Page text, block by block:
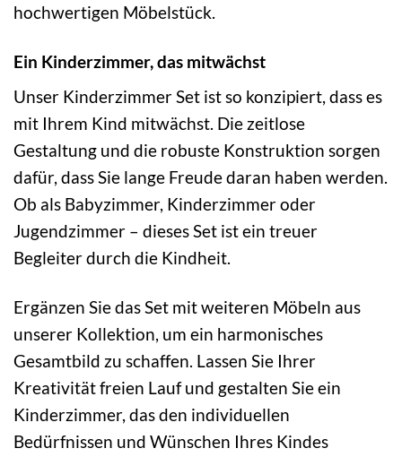
hochwertigen Möbelstück.
Ein Kinderzimmer, das mitwächst
Unser Kinderzimmer Set ist so konzipiert, dass es
mit Ihrem Kind mitwächst. Die zeitlose
Gestaltung und die robuste Konstruktion sorgen
dafür, dass Sie lange Freude daran haben werden.
Ob als Babyzimmer, Kinderzimmer oder
Jugendzimmer – dieses Set ist ein treuer
Begleiter durch die Kindheit.
Ergänzen Sie das Set mit weiteren Möbeln aus
unserer Kollektion, um ein harmonisches
Gesamtbild zu schaffen. Lassen Sie Ihrer
Kreativität freien Lauf und gestalten Sie ein
Kinderzimmer, das den individuellen
Bedürfnissen und Wünschen Ihres Kindes